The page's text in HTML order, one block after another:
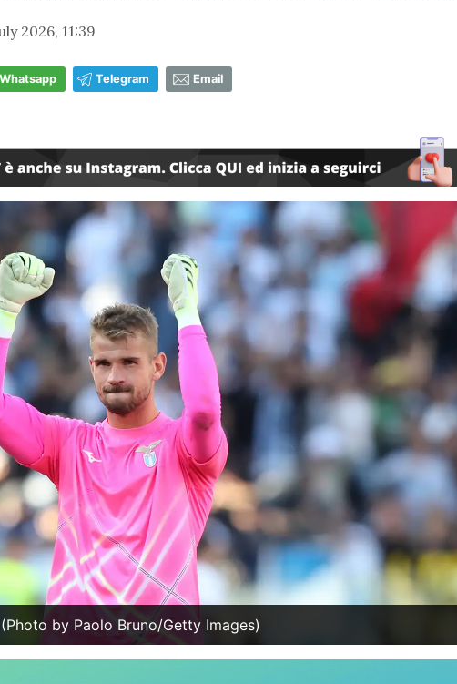
2026, 11:39
Whatsapp Telegram Email
by Paolo Bruno/Getty Images)